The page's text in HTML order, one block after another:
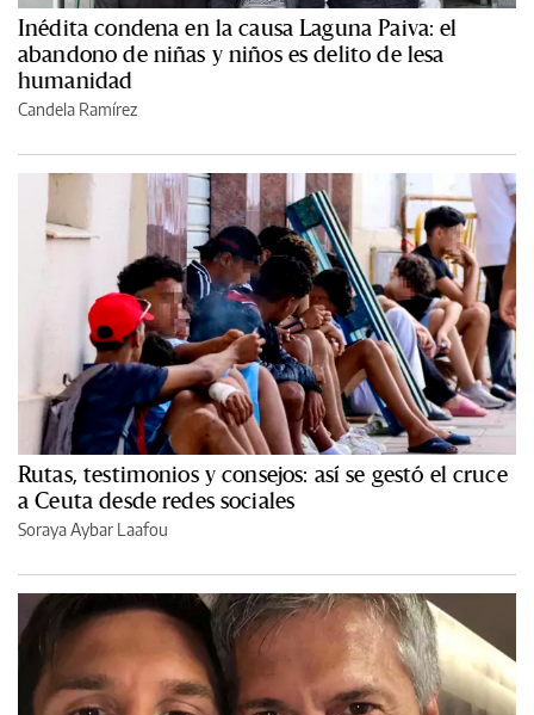
Inédita condena en la causa Laguna Paiva: el
abandono de niñas y niños es delito de lesa
humanidad
Candela Ramírez
Rutas, testimonios y consejos: así se gestó el cruce
a Ceuta desde redes sociales
Soraya Aybar Laafou